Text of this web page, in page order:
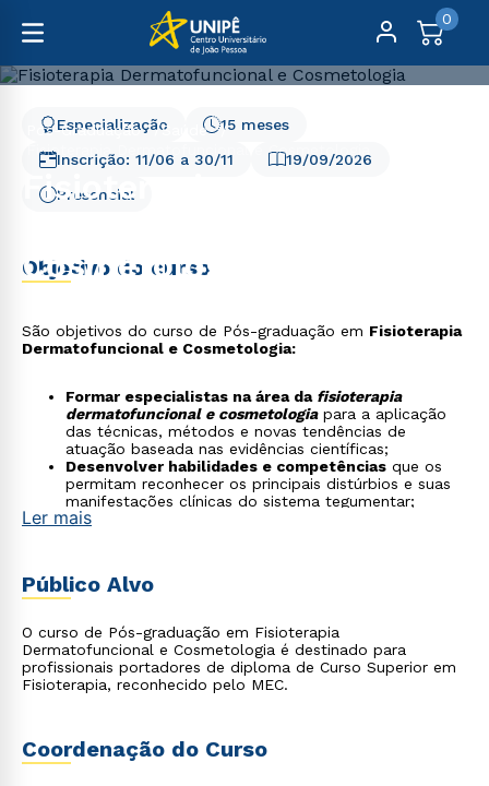
0
Pós-Graduação
Saúde
Fisioterapia Dermatofuncional e Cosmetologia
Fisioterapia
Cosmetologia
19/09/2026
15 meses
Especialização
Presencial
Inscrição: 11/06 a 30/11
Objetivo do curso
São objetivos do curso de Pós-graduação em Fisioterapia
Dermatofuncional e Cosmetologia:
Formar especialistas na área da fisioterapia
dermatofuncional e cosmetologiapara a aplicação
das técnicas, métodos e novas tendências de
atuação baseada nas evidências científicas;
Desenvolver habilidades e competências que os
permitam reconhecer os principais distúrbios e suas
manifestações clínicas do sistema tegumentar;
Analisar, discutir, planejar e executar ações
promoção do bem-estar e da saúde dos indivíduos,
profissional.
Ler mais
Público Alvo
O curso de Pós-graduação em Fisioterapia
Dermatofuncional e Cosmetologia é destinado para
profissionais portadores de diploma de Curso Superior em
Fisioterapia, reconhecido pelo MEC.
Coordenação do Curso